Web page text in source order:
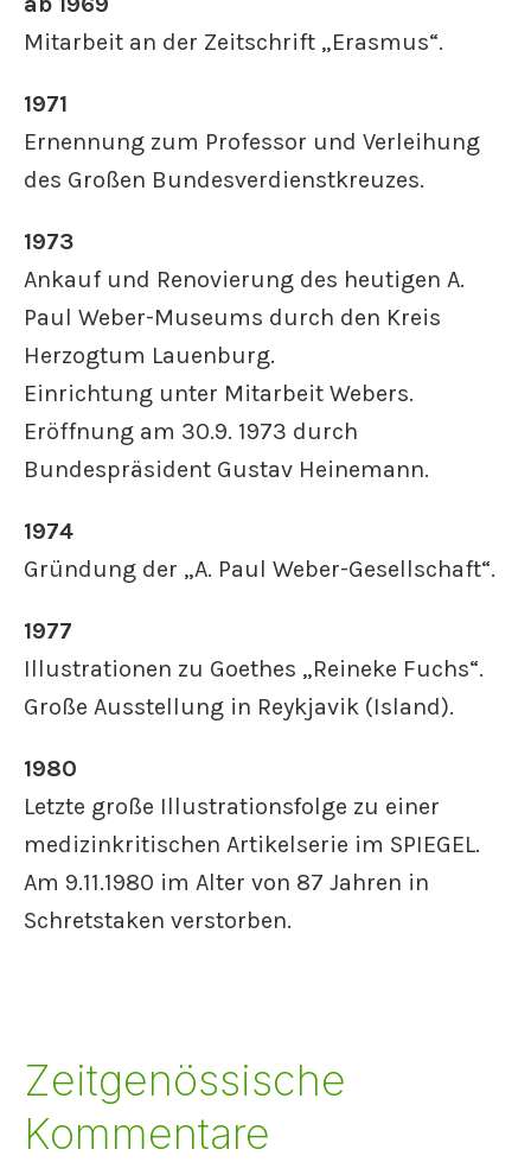
Mitarbeit an der Zeitschrift „Erasmus“.
1971
Ernennung zum Professor und Verleihung
des Großen Bundesverdienstkreuzes.
1973
Ankauf und Renovierung des heutigen A.
Paul Weber-Museums durch den Kreis
Herzogtum Lauenburg.
Einrichtung unter Mitarbeit Webers.
Eröffnung am 30.9. 1973 durch
Bundespräsident Gustav Heinemann.
1974
Gründung der „A. Paul Weber-Gesellschaft“.
1977
Illustrationen zu Goethes „Reineke Fuchs“.
Große Ausstellung in Reykjavik (Island).
1980
Letzte große Illustrationsfolge zu einer
medizinkritischen Artikelserie im SPIEGEL.
Am 9.11.1980 im Alter von 87 Jahren in
Schretstaken verstorben.
Zeitgenössische
Kommentare